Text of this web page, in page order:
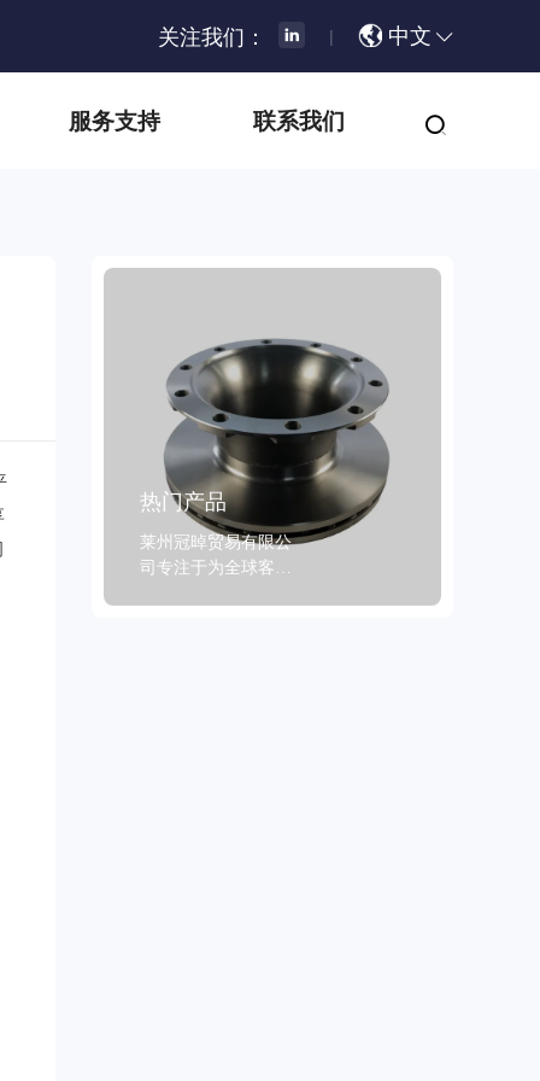
关注我们： | 中文
服务支持 联系我们
热门产品
莱州冠晫贸易有限公
司专注于为全球客户